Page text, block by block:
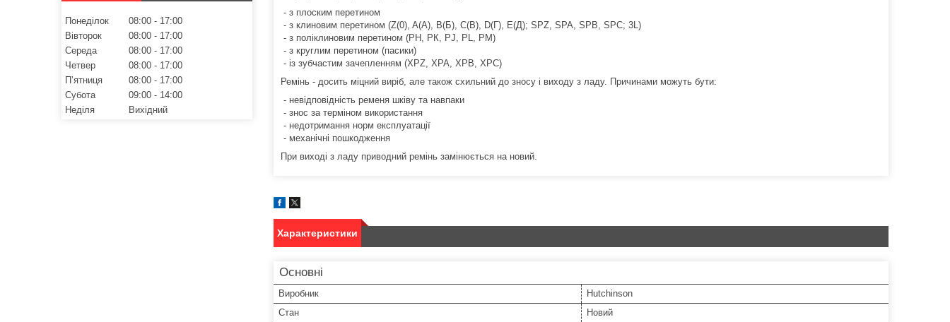
- з плоским перетином
- з клиновим перетином (Z(0), A(А), B(Б), C(В), D(Г), E(Д); SPZ, SPA, SPB, SPC; 3L)
- з поліклиновим перетином (РН, РК, РJ, PL, РМ)
- з круглим перетином (пасики)
- із зубчастим зачепленням (XPZ, XPA, XPB, XPC)
Ремінь - досить міцний виріб, але також схильний до зносу і виходу з ладу. Причинами можуть бути:
- невідповідність ременя шківу та навпаки
- знос за терміном використання
- недотримання норм експлуатації
- механічні пошкодження
При виході з ладу приводний ремінь замінюється на новий.
Характеристики
Основні
Виробник
Hutchinson
Стан
Новий
Понеділок 08:00
17:00
Вівторок
08:00
17:00
Середа
08:00
17:00
Четвер
08:00
17:00
Пʼятниця
08:00
17:00
Субота
09:00
14:00
Неділя
Вихідний